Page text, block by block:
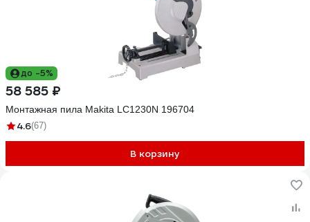
до -5%
58 585 ₽
Монтажная пила Makita LC1230N 196704
4.6(67)
В корзину